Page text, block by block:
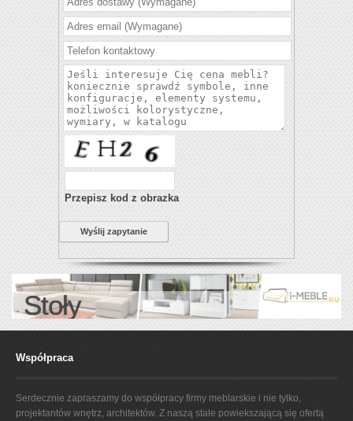
Przepisz kod z obrazka
Wyślij zapytanie
Stoły
Współpraca
Serdecznie zapraszamy do współpracy firmy meblarskie i nie tylko,
projektantów wnętrz, architektów. Z naszą stale powiekszającą się ofertą